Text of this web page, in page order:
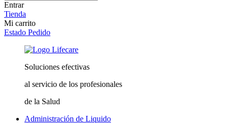
Entrar
Tienda
Mi carrito
Estado Pedido
Soluciones efectivas
al servicio de los profesionales
de la Salud
Administración de Liquido